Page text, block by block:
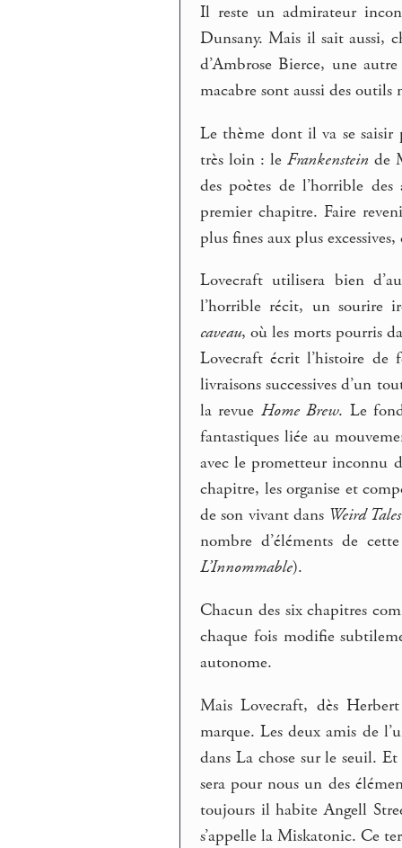
Il reste un admirateur
Dunsany. Mais il sait aussi,
d’Ambrose Bierce, une
macabre sont aussi des
Le thème dont il va se
très loin : le Frankenstein de
des poètes de l’horrible
premier chapitre. Faire
plus fines aux plus
Lovecraft utilisera bien
l’horrible récit, un sourire
caveau, où les morts pourris
Lovecraft écrit l’histoire
livraisons successives d’un
la revue Home Brew. Le
fantastiques liée au
avec le prometteur inconnu
chapitre, les organise et
de son vivant dans Weird Tales
nombre d’éléments de
L’Innommable).
Chacun des six chapitres
chaque fois modifie
autonome.
Mais Lovecraft, dès
marque. Les deux amis de
dans La chose sur le seuil.
sera pour nous un des
toujours il habite Angell
s’appelle la Miskatonic. Ce